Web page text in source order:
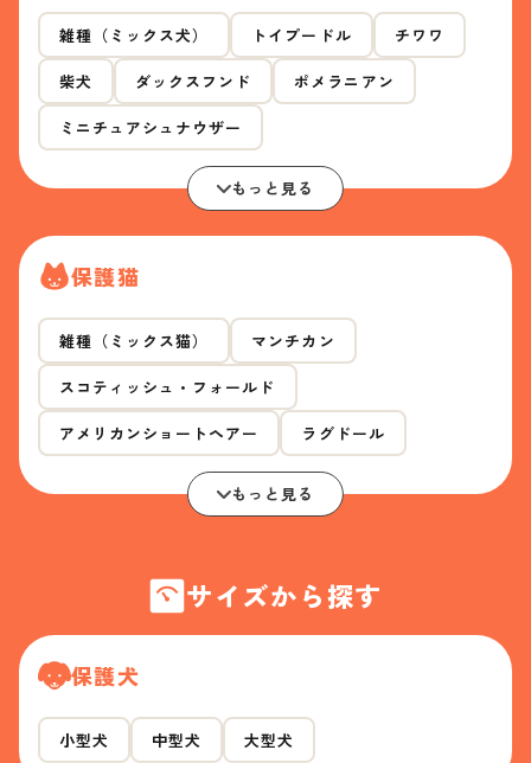
雑種（ミックス犬） トイプードル チワワ
柴犬 ダックスフンド ポメラニアン
ミニチュアシュナウザー
もっと見る
保護猫
雑種（ミックス猫） マンチカン
スコティッシュ・フォールド
アメリカンショートヘアー ラグドール
もっと見る
サイズから探す
保護犬
小型犬 中型犬 大型犬